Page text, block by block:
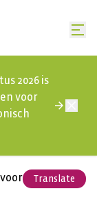
2026 is
voor
voor Translate